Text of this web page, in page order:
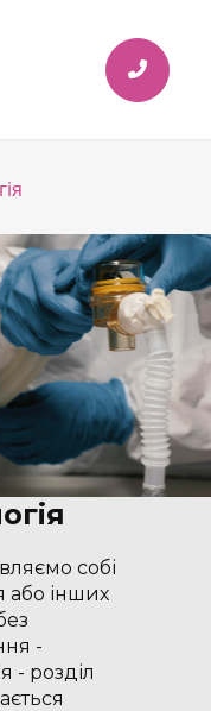
собі
або інших
-
- розділ